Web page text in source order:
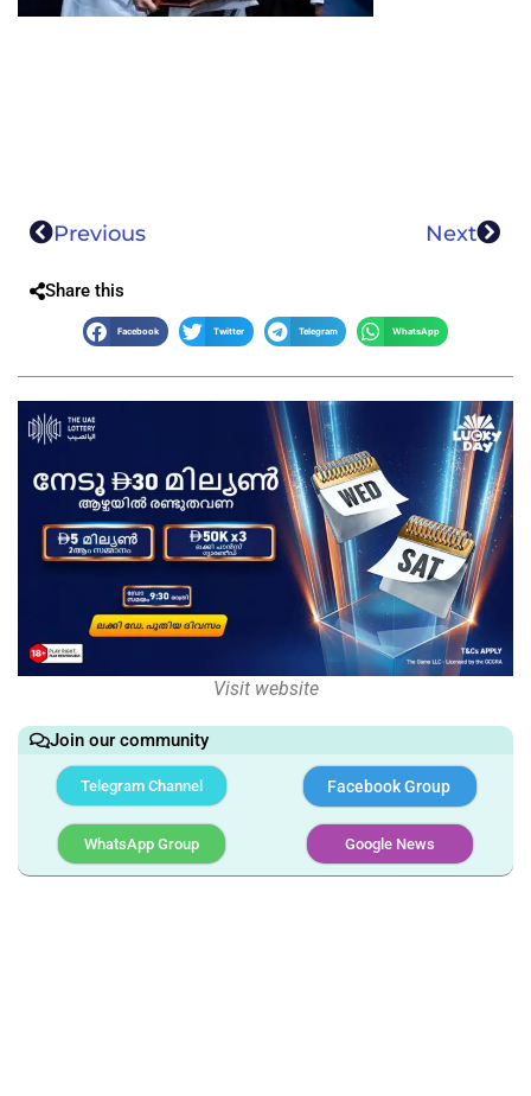
Previous Next
Share this
Facebook Twitter Telegram WhatsApp
Visit website
Join our community
Telegram Channel Facebook Group
WhatsApp Group Google News